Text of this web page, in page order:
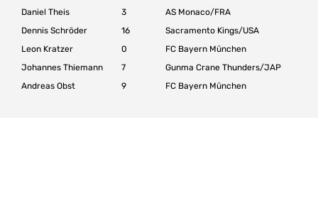
Daniel Theis
3
AS Monaco/FRA
Dennis Schröder
16
Sacramento Kings/USA
Leon Kratzer
0
FC Bayern München
Johannes Thiemann
7
Gunma Crane Thunders/JAP
Andreas Obst
9 FC Bayern München